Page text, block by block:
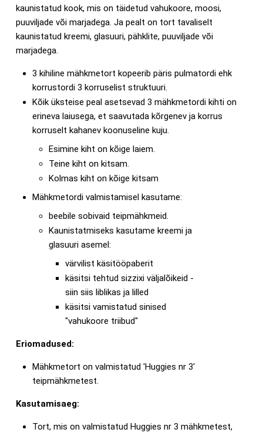
kaunistatud kook, mis on täidetud vahukoore, moosi,
puuviljade või marjadega. Ja pealt on tort tavaliselt
kaunistatud kreemi, glasuuri, pähklite, puuviljade või
marjadega.
3 kihiline mähkmetort kopeerib päris pulmatordi ehk
korrustordi 3 korruselist struktuuri.
Kõik üksteise peal asetsevad 3 mähkmetordi kihti on
erineva laiusega, et saavutada kõrgenev ja korrus
korruselt kahanev koonuseline kuju.
Esimine kiht on kõige laiem.
Teine kiht on kitsam.
Kolmas kiht on kõige kitsam
Mähkmetordi valmistamisel kasutame:
beebile sobivaid teipmähkmeid.
Kaunistatmiseks kasutame kreemi ja
glasuuri asemel:
värvilist käsitööpaberit
käsitsi tehtud sizzixi väljalõikeid -
siin siis liblikas ja lilled
käsitsi vamistatud sinised
"vahukoore triibud"
Eriomadused:
Mähkmetort on valmistatud 'Huggies nr 3'
teipmähkmetest.
Kasutamisaeg:
Tort, mis on valmistatud Huggies nr 3 mähkmetest,